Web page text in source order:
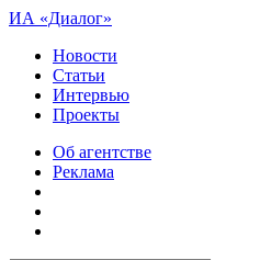
ИА «Диалог»
Новости
Статьи
Интервью
Проекты
Об агентстве
Реклама